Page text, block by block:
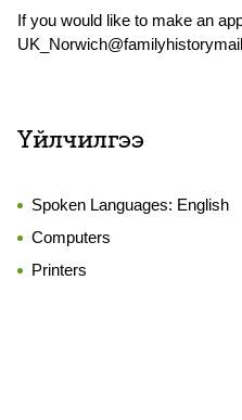
If you would like to make an
Үйлчилгээ
Spoken Languages: English
Computers
Printers